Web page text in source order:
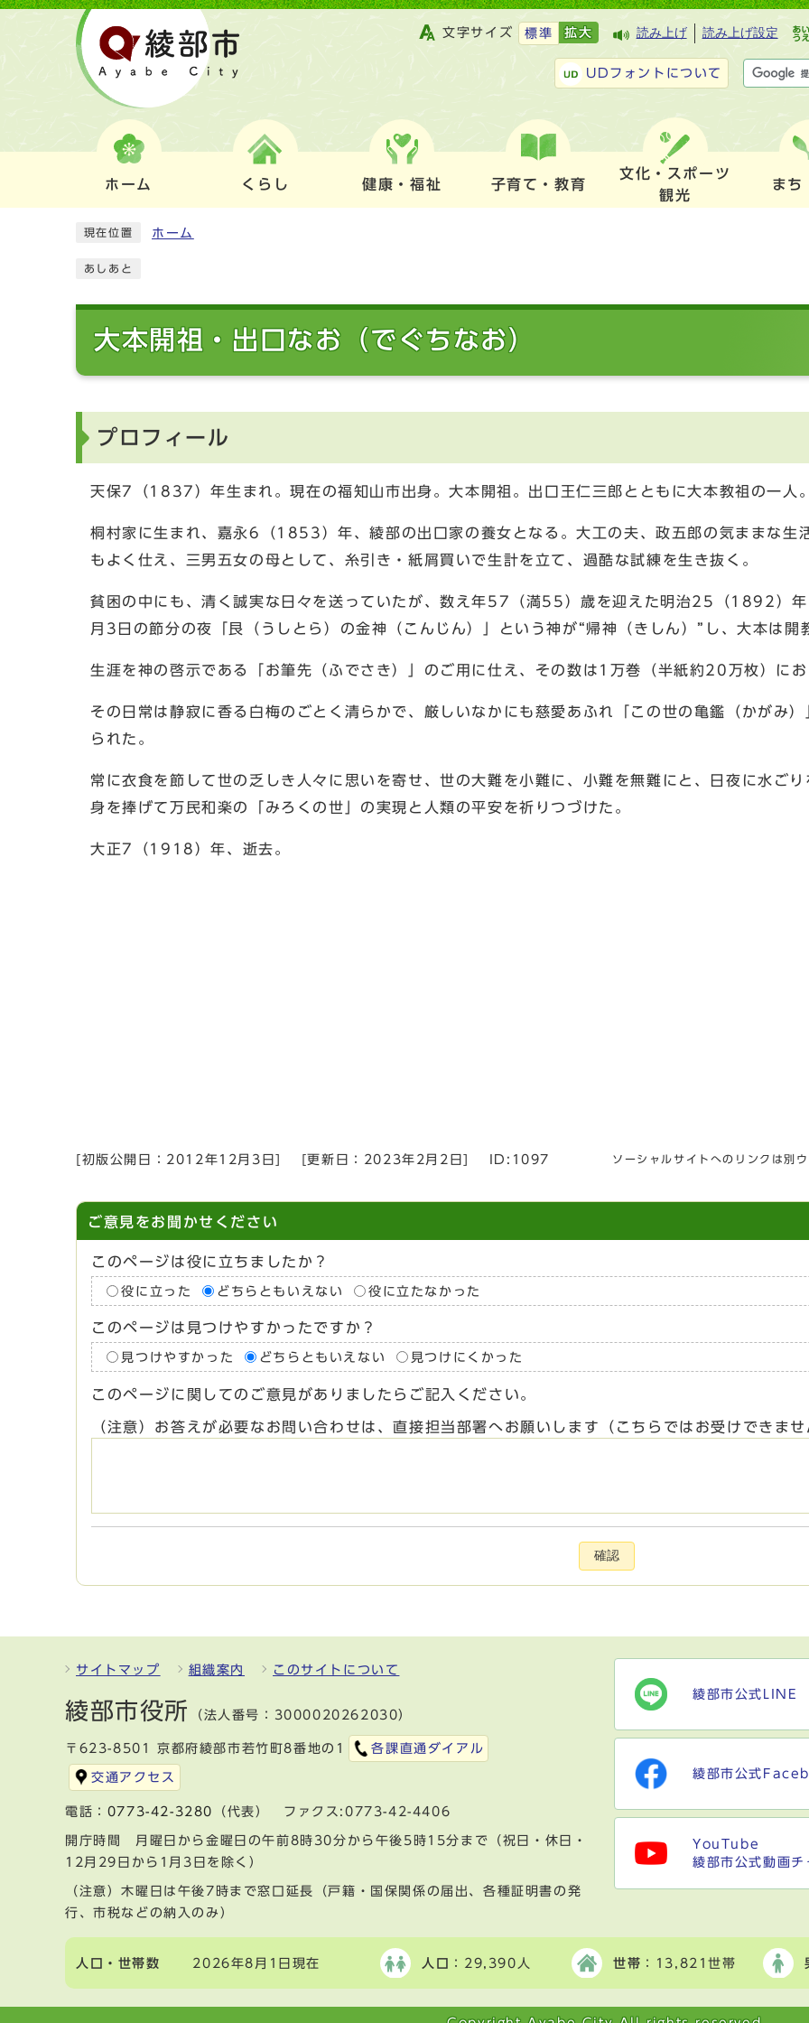
文字サイズ 標準 拡大 読み上げ 読み上げ設定
UDフォントについて
ホーム くらし 健康・福祉 子育て・教育
文化・スポーツ
観光
まち
現在位置 ホーム
あしあと
大本開祖・出口なお（でぐちなお）
プロフィール
天保7（1837）年生まれ。現在の福知山市出身。大本開祖。出口王仁三郎とともに大本教祖の一人
桐村家に生まれ、嘉永6（1853）年、綾部の出口家の養女となる。大工の夫、政五郎の気ままな生
もよく仕え、三男五女の母として、糸引き・紙屑買いで生計を立て、過酷な試練を生き抜く。
貧困の中にも、清く誠実な日々を送っていたが、数え年57（満55）歳を迎えた明治25（1892）
月3日の節分の夜「艮（うしとら）の金神（こんじん）」という神が“帰神（きしん）”し、大本は開
生涯を神の啓示である「お筆先（ふでさき）」のご用に仕え、その数は1万巻（半紙約20万枚）に
その日常は静寂に香る白梅のごとく清らかで、厳しいなかにも慈愛あふれ「この世の亀鑑（かがみ
られた。
常に衣食を節して世の乏しき人々に思いを寄せ、世の大難を小難に、小難を無難にと、日夜に水ご
身を捧げて万民和楽の「みろくの世」の実現と人類の平安を祈りつづけた。
大正7（1918）年、逝去。
[初版公開日： 2012年12月3日 [更新日： 2023年2月2日 ID:1097 ソーシャルサイトへのリンクは別
ご意見をお聞かせください
このページは役に立ちましたか？
役に立った どちらともいえない 役に立たなかった
このページは見つけやすかったですか？
見つけやすかった どちらともいえない 見つけにくかった
このページに関してのご意見がありましたらご記入ください。
（注意）お答えが必要なお問い合わせは、直接担当部署へお願いします（こちらではお受けできま
確認
サイトマップ 組織案内 このサイトについて
綾部市役所 （法人番号：3000020262030）
〒623-8501 京都府綾部市若竹町8番地の1 各課直通ダイアル
交通アクセス
電話： 0773-42-3280 （代表） ファクス:0773-42-4406
開庁時間 月曜日から金曜日の午前8時30分から午後5時15分まで（祝日・休日・
12月29日から1月3日を除く）
（注意）木曜日は午後7時まで窓口延長（戸籍・国保関係の届出、各種証明書の発
行、市税などの納入のみ）
綾部市公式LINE
綾部市公式
YouTube
綾部市公式動画チ
人口・世帯数 2026年8月1日現在 人口 ：29,390人 世帯 ：13,821世帯